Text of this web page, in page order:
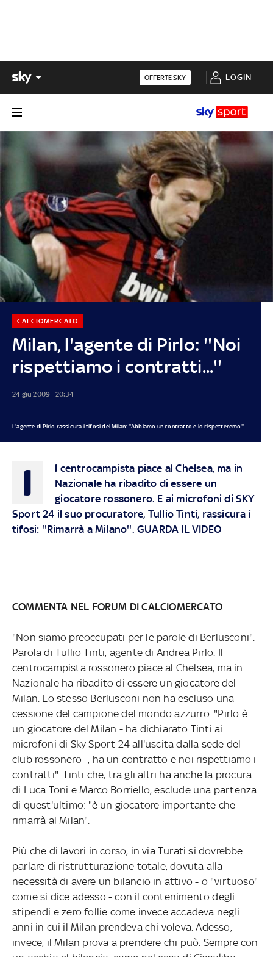
OFFERTE SKY LOGIN
Milan, l'agente di Pirlo: ''Noi
rispettiamo i contratti...''
CALCIOMERCATO
24 giu 2009 - 20:34
L'agente di Pirlo rassicura i tifosi del Milan: ''Abbiamo un contratto e lo rispetteremo''
I
l centrocampista piace al Chelsea, ma in
Nazionale ha ribadito di essere un
giocatore rossonero. E ai microfoni di SKY
Sport 24 il suo procuratore, Tullio Tinti, rassicura i
tifosi: ''Rimarrà a Milano''. GUARDA IL VIDEO
COMMENTA NEL FORUM DI CALCIOMERCATO
"Non siamo preoccupati per le parole di Berlusconi".
Parola di Tullio Tinti, agente di Andrea Pirlo. Il
centrocampista rossonero piace al Chelsea, ma in
Nazionale ha ribadito di essere un giocatore del
Milan. Lo stesso Berlusconi non ha escluso una
cessione del campione del mondo azzurro. "Pirlo è
un giocatore del Milan - ha dichiarato Tinti ai
microfoni di Sky Sport 24 all'uscita dalla sede del
club rossonero -, ha un contratto e noi rispettiamo i
contratti". Tinti che, tra gli altri ha anche la procura
di Luca Toni e Marco Borriello, esclude una partenza
di quest'ultimo: "è un giocatore importante che
rimarrà al Milan".
Più che di lavori in corso, in via Turati si dovrebbe
parlare di ristrutturazione totale, dovuta alla
necessità di avere un bilancio in attivo - o "virtuoso"
come si dice adesso - con il contenimento degli
stipendi e zero follie come invece accadeva negli
anni in cui il Milan prendeva chi voleva. Adesso,
invece, il Milan prova a prendere chi può. Sempre con